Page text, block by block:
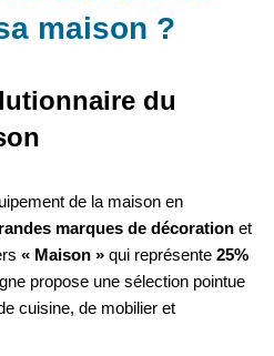
maison ?
du
de la maison en
marques de décoration et
« Maison » qui représente 25%
propose une sélection pointue
cuisine, de mobilier et